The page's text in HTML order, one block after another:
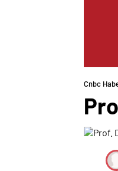
Cnbc